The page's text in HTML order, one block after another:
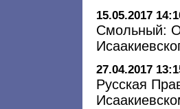
15.05.2017
Смольный:
27.04.2017
Русская